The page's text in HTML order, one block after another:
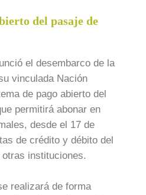
del pasaje de
el desembarco de la
vinculada Nación
de pago abierto del
permitirá abonar en
desde el 17 de
de crédito y débito del
instituciones.
realizará de forma